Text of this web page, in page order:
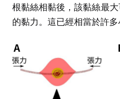
根黏絲相黏後，該黏絲最
的黏力。這已經相當於許多